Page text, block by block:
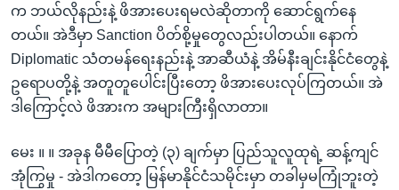
က ဘယ်လိုနည်းနဲ့ ဖိအားပေးရမလဲဆိုတာကို ဆောင်ရွက်နေ
တယ်။ အဲဒီမှာ Sanction ပိတ်စို့မှုတွေလည်းပါတယ်။ နောက်
Diplomatic သံတမန်ရေးနည်းနဲ့ အာဆီယံနဲ့ အိမ်နီးချင်းနိုင်ငံတွေနဲ့
ဥရောပတို့နဲ့ အတူတူပေါင်းပြီးတော့ ဖိအားပေးလုပ်ကြတယ်။ အဲ
ဒါကြောင့်လဲ ဖိအားက အများကြီးရှိလာတာ။
မေး ။ ။ အခုန မီမီပြောတဲ့ (၃) ချက်မှာ ပြည်သူလူထုရဲ့ ဆန့်ကျင်
အုံကြွမှု - အဲဒါကတော့ မြန်မာနိုင်ငံသမိုင်းမှာ တခါမှမကြုံဘူးတဲ့